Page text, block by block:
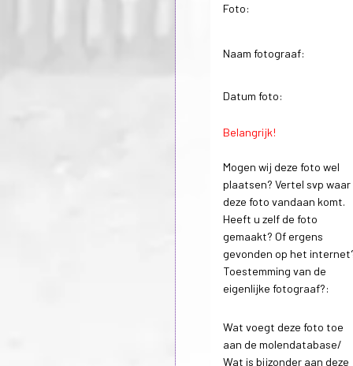
Foto:
Naam fotograaf:
Datum foto:
Belangrijk!
Mogen wij deze foto wel
plaatsen? Vertel svp waar
deze foto vandaan komt.
Heeft u zelf de foto
gemaakt? Of ergens
gevonden op het
Toestemming van de
eigenlijke fotograaf?:
Wat voegt deze foto toe
aan de molendatabase/
Wat is bijzonder aan deze